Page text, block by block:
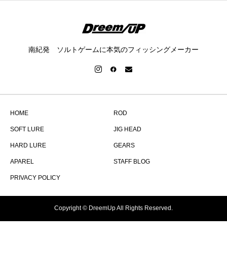
南紀発 ソルトゲームに本気のフィッシングメーカー
HOME ROD
SOFT LURE JIG HEAD
HARD LURE GEARS
APAREL STAFF BLOG
PRIVACY POLICY
Copyright © DreemUp All Rights Reserved.